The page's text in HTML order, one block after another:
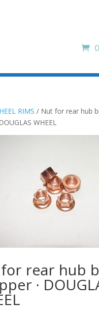
RIMS / Nut for rear hub
WHEEL
rear hub
·